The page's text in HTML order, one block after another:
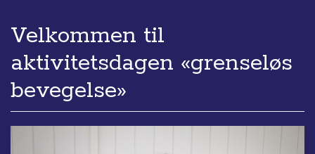
Velkommen til
aktivitetsdagen «grenseløs
bevegelse»